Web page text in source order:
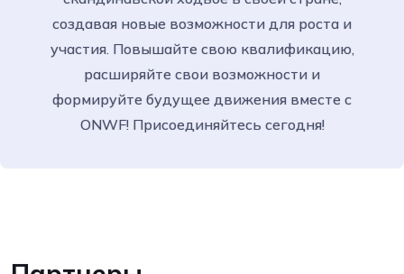
создавая новые возможности для роста и
участия. Повышайте свою квалификацию,
расширяйте свои возможности и
формируйте будущее движения вместе с
ONWF! Присоединяйтесь сегодня!